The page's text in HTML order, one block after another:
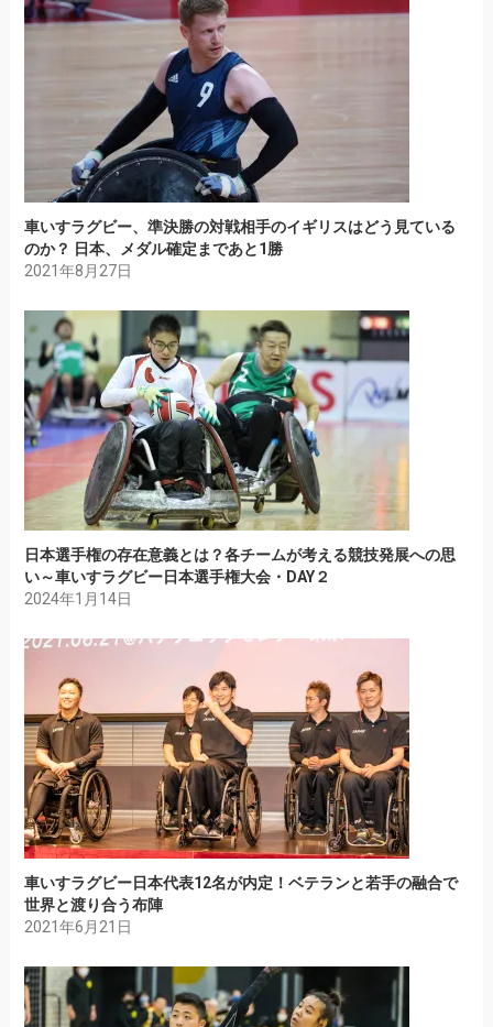
車いすラグビー、準決勝の対戦相手のイギリスはどう見ている
のか？ 日本、メダル確定まであと1勝
2021年8月27日
日本選手権の存在意義とは？各チームが考える競技発展への思
い～車いすラグビー日本選手権大会・DAY２
2024年1月14日
車いすラグビー日本代表12名が内定！ベテランと若手の融合で
世界と渡り合う布陣
2021年6月21日